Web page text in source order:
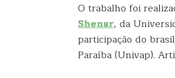
O trabalho foi
Shenar, da
participação do
Paraíba (Univap).